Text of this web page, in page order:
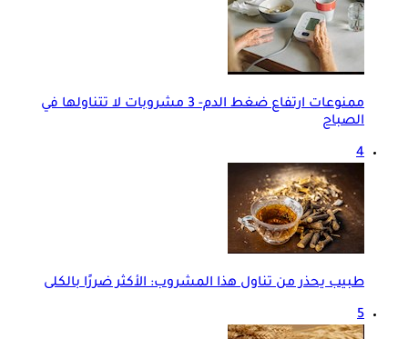
ممنوعات ارتفاع ضغط الدم- 3 مشروبات لا تتناولها في
الصباح
4
طبيب يحذر من تناول هذا المشروب: الأكثر ضررًا بالكلى
5